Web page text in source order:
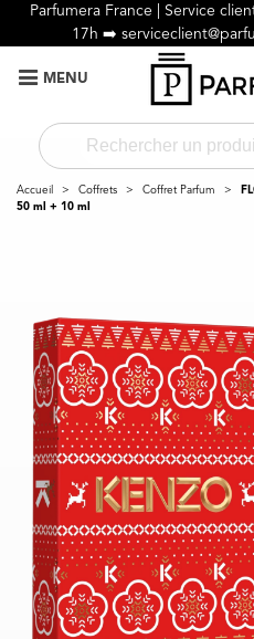
Parfumera France | Service
17h ➡️
MENU
Accueil > Coffrets > Coffret Parfum >
50 ml + 10 ml